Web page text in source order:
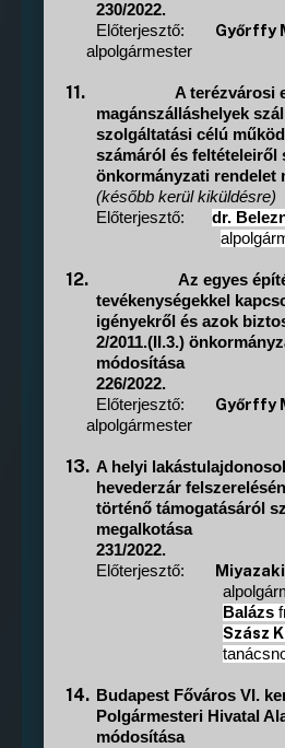
230/2022.
Előterjesztő:
Győrffy
alpolgármester
11.
A terézvárosi
magánszálláshelyek
szolgáltatási célú
számáról és feltételeiről
önkormányzati rendelet
(később kerül kiküldésre)
Előterjesztő:
dr.
12.
Az egyes
tevékenységekkel
igényekről és azok
2/2011.(II.3.)
módosítása
226/2022.
Előterjesztő:
Győrffy
alpolgármester
13. A helyi
hevederzár
történő támogatásáról
megalkotása
231/2022.
Előterjesztő:
Balázs
Szász
14. Budapest Főváros VI.
Polgármesteri Hivatal
módosítása